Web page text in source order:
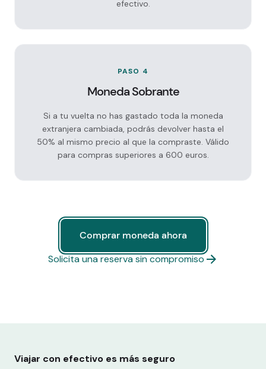
efectivo.
PASO 4
Moneda Sobrante
Si a tu vuelta no has gastado toda la moneda
extranjera cambiada, podrás devolver hasta el
50% al mismo precio al que la compraste. Válido
para compras superiores a 600 euros.
Comprar moneda ahora
Comprar moneda ahora
Solicita una reserva sin compromiso
Viajar con efectivo es más seguro